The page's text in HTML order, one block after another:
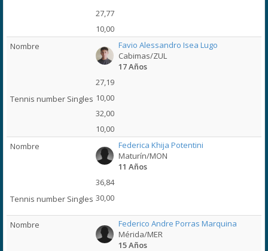
27,77
10,00
Favio Alessandro Isea Lugo
Cabimas/ZUL
17 Años
27,19
10,00
32,00
10,00
Federica Khija Potentini
Maturín/MON
11 Años
36,84
30,00
Federico Andre Porras Marquina
Mérida/MER
15 Años